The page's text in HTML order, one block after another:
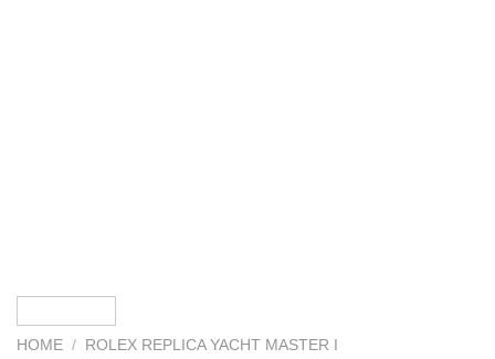
HOME / ROLEX REPLICA YACHT MASTER I